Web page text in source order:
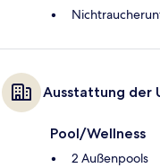
Ausstattung der
Pool/Wellness
2 Außenpools